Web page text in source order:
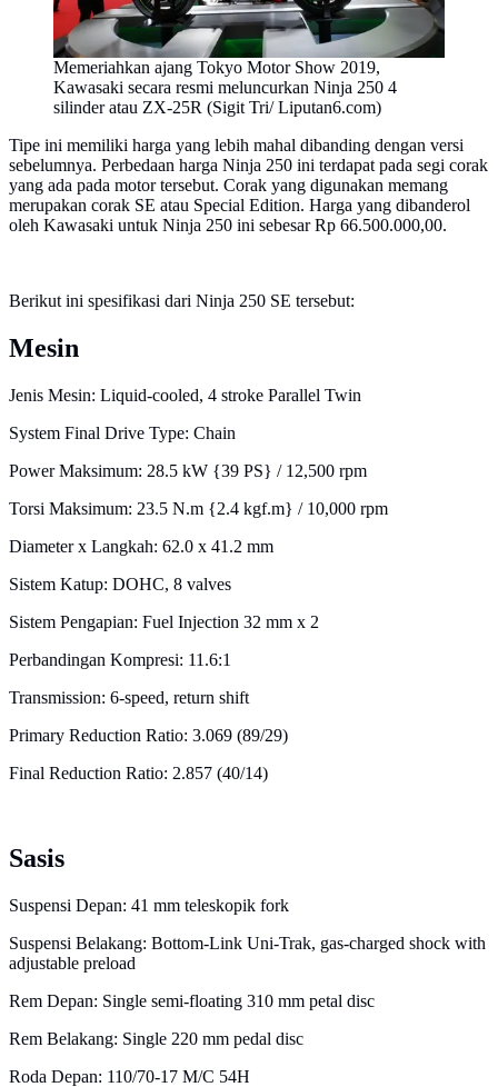
Memeriahkan ajang Tokyo Motor Show 2019,
Kawasaki secara resmi meluncurkan Ninja 250 4
silinder atau ZX-25R (Sigit Tri/ Liputan6.com)
Tipe ini memiliki harga yang lebih mahal dibanding dengan versi
sebelumnya. Perbedaan harga Ninja 250 ini terdapat pada segi corak
yang ada pada motor tersebut. Corak yang digunakan memang
merupakan corak SE atau Special Edition. Harga yang dibanderol
oleh Kawasaki untuk Ninja 250 ini sebesar Rp 66.500.000,00.
Berikut ini spesifikasi dari Ninja 250 SE tersebut:
Mesin
Jenis Mesin: Liquid-cooled, 4 stroke Parallel Twin
System Final Drive Type: Chain
Power Maksimum: 28.5 kW {39 PS} / 12,500 rpm
Torsi Maksimum: 23.5 N.m {2.4 kgf.m} / 10,000 rpm
Diameter x Langkah: 62.0 x 41.2 mm
Sistem Katup: DOHC, 8 valves
Sistem Pengapian: Fuel Injection 32 mm x 2
Perbandingan Kompresi: 11.6:1
Transmission: 6-speed, return shift
Primary Reduction Ratio: 3.069 (89/29)
Final Reduction Ratio: 2.857 (40/14)
Sasis
Suspensi Depan: 41 mm teleskopik fork
Suspensi Belakang: Bottom-Link Uni-Trak, gas-charged shock with
adjustable preload
Rem Depan: Single semi-floating 310 mm petal disc
Rem Belakang: Single 220 mm pedal disc
Roda Depan: 110/70-17 M/C 54H